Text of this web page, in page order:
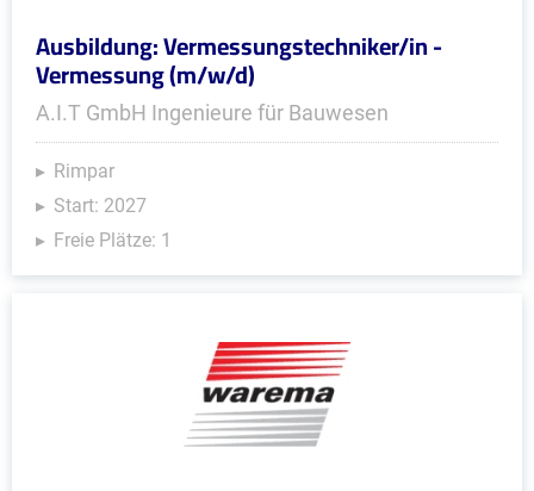
Ausbildung: Vermessungstechniker/in -
Vermessung (m/w/d)
A.I.T GmbH Ingenieure für Bauwesen
Rimpar
Start: 2027
Freie Plätze: 1